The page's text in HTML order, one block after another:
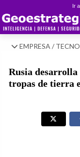
Ir
EMPRESA /
Rusia
tropas de tierra